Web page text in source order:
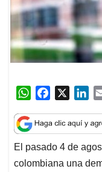
W
a
t
s
A
c
e
b
o
n
k
e
d
El pasado 4 de
colombiana una